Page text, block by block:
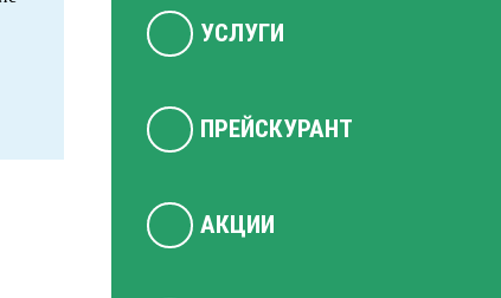
УСЛУГИ
ПРЕЙСКУРАНТ
АКЦИИ